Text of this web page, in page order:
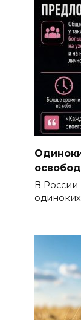
В России